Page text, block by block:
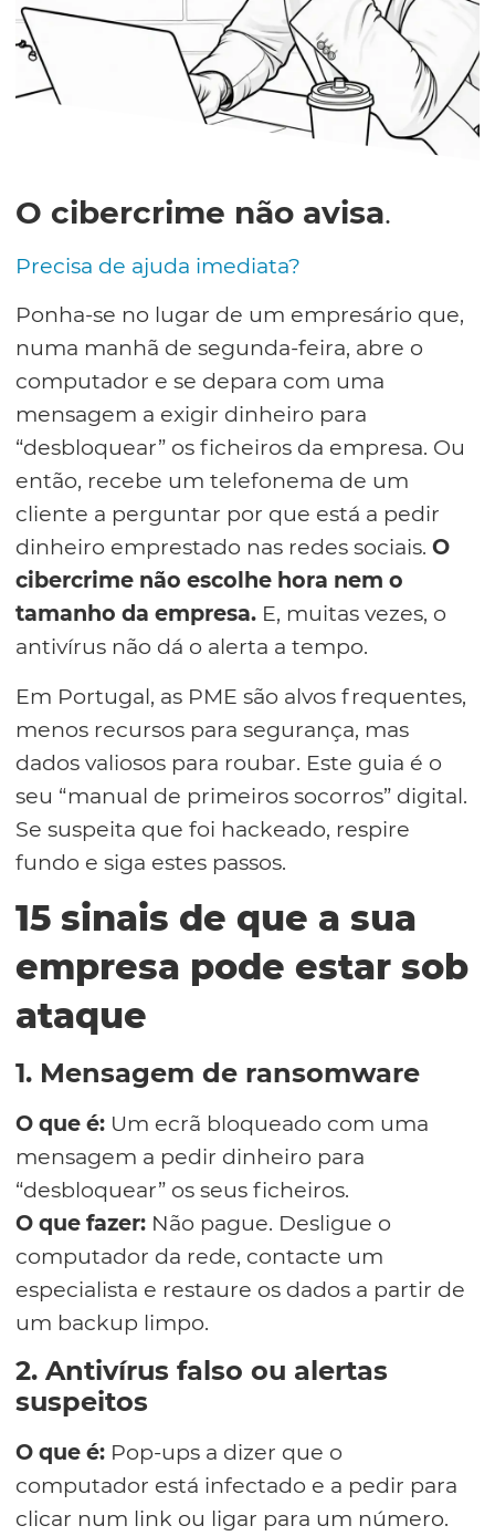
O cibercrime não avisa.
Precisa de ajuda imediata?
Ponha-se no lugar de um empresário que,
numa manhã de segunda-feira, abre o
computador e se depara com uma
mensagem a exigir dinheiro para
“desbloquear” os ficheiros da empresa. Ou
então, recebe um telefonema de um
cliente a perguntar por que está a pedir
dinheiro emprestado nas redes sociais. O
cibercrime não escolhe hora nem o
tamanho da empresa. E, muitas vezes, o
antivírus não dá o alerta a tempo.
Em Portugal, as PME são alvos frequentes,
menos recursos para segurança, mas
dados valiosos para roubar. Este guia é o
seu “manual de primeiros socorros” digital.
Se suspeita que foi hackeado, respire
fundo e siga estes passos.
15 sinais de que a sua
empresa pode estar sob
ataque
1. Mensagem de ransomware
O que é: Um ecrã bloqueado com uma
mensagem a pedir dinheiro para
“desbloquear” os seus ficheiros.
O que fazer: Não pague. Desligue o
computador da rede, contacte um
especialista e restaure os dados a partir de
um backup limpo.
2. Antivírus falso ou alertas
suspeitos
O que é: Pop-ups a dizer que o
computador está infectado e a pedir para
clicar num link ou ligar para um número.